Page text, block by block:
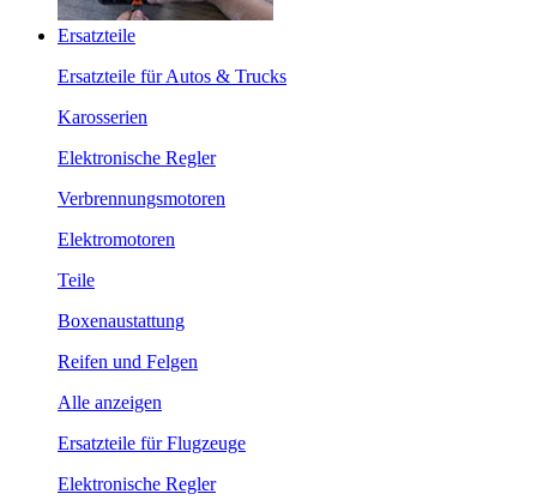
Ersatzteile
Ersatzteile für Autos & Trucks
Karosserien
Elektronische Regler
Verbrennungsmotoren
Elektromotoren
Teile
Boxenaustattung
Reifen und Felgen
Alle anzeigen
Ersatzteile für Flugzeuge
Elektronische Regler